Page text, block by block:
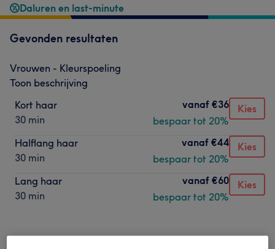
Daluren en last-minute
Gevonden resultaten
Vrouwen - Kleurspoeling
Toon beschrijving
Kort haar
30 min
vanaf €36
bespaar tot 20%
Kies
Halflang haar
30 min
vanaf €44
bespaar tot 20%
Kies
Lang haar
30 min
vanaf €60
bespaar tot 20%
Kies